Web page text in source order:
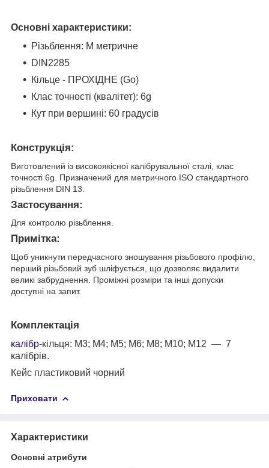
Основні характеристики:
Різьблення: М метричне
DIN2285
Кільце - ПРОХІДНЕ (Go)
Клас точності (квалітет): 6g
Кут при вершині: 60 градусів
Конструкція:
Виготовлений із високоякісної калібрувальної сталі, клас
точності 6g. Призначений для метричного ISO стандартного
різьблення DIN 13.
Застосування:
Для контролю різьблення.
Примітка:
Щоб уникнути передчасного зношування різьбового профілю,
перший різьбовий зуб шліфується, що дозволяє видалити
великі забруднення. Проміжні розміри та інші допуски
доступні на запит.
Комплектація
калібр-кільця: М3; М4; М5; М6; М8; М10; М12 — 7
калібрів.
Кейс пластиковий чорний
Приховати
Характеристики
Основні атрибути